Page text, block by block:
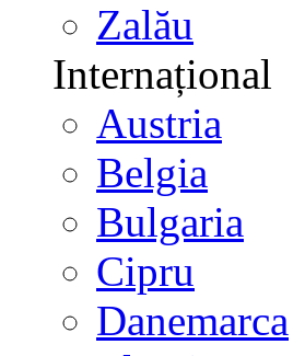
Zalău
Internațional
Austria
Belgia
Bulgaria
Cipru
Danemarca